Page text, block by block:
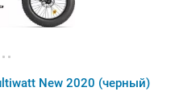
New 2020 (черный)